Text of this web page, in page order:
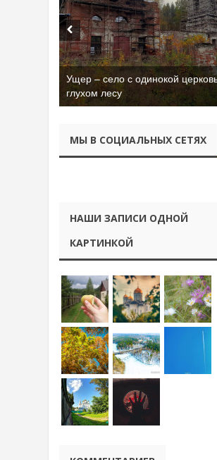
Бывшая танковая часть имени
Батора во Владимире
МЫ В СОЦИАЛЬНЫХ СЕТЯХ
НАШИ ЗАПИСИ ОДНОЙ
КАРТИНКОЙ